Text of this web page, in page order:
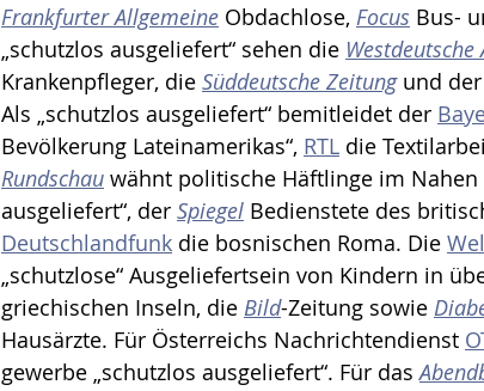
Frankfurter Allgemeine Obdachlose, Focus Bus-
„schutzlos ausgeliefert“ sehen die
Krankenpfleger, die Süddeutsche Zeitung und
Als „schutzlos ausgeliefert“ bemitleidet der
Bevölkerung Lateinamerikas“, RTL die
Rundschau wähnt politische Häftlinge im
ausgeliefert“, der Spiegel Bedienstete des
Deutschlandfunk die bosnischen Roma. Die
„schutzlose“ Ausgeliefertsein von Kindern in
griechischen Inseln, die Bild-Zeitung sowie
Hausärzte. Für Österreichs Nachrichtendienst
gewerbe „schutzlos ausgeliefert“. Für das